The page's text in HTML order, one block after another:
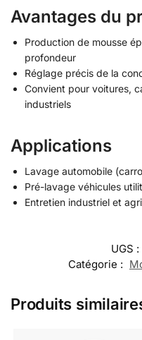
Avantages du
Production de mousse
profondeur
Réglage précis de la
Convient pour voitures,
industriels
Applications
Lavage automobile
Pré-lavage véhicules
Entretien industriel et
UGS :
Catégorie :
Produits